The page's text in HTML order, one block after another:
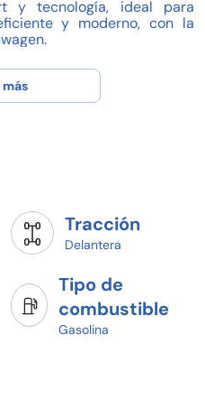
y tecnología, ideal para
y moderno, con la
en agencia
y arranca con planes
y agenda tu prueba de
más
Tracción
Delantera
Tipo de
combustible
Gasolina